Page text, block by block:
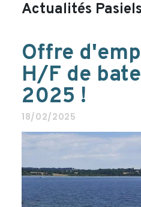
Actualités
Offre
H/F de
2025 !
18/02/2025